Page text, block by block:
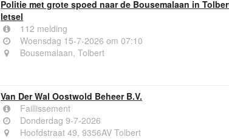
Politie met grote spoed naar de Bousemalaan in
letsel
112 melding
Woensdag 15-7-2026 om 07:10
Bousemalaan, Tolbert
Van Der Wal Oostwold Beheer B.V.
Faillissement
Donderdag 9-7-2026
Hoofdstraat 49, 9356AV Tolbert